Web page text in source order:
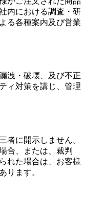
内における調査・研
る各種案内及び営業
洩・破壊、及び不正
ィ対策を講じ、管理
者に開示しません。
合、または、裁判
れた場合は、お客様
ります。